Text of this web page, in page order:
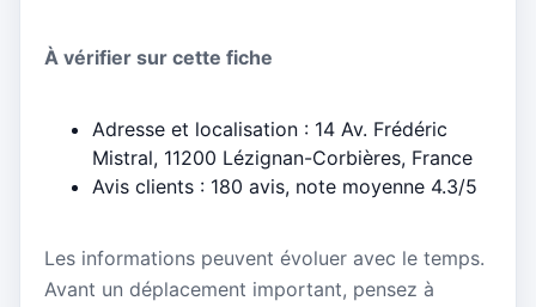
À vérifier sur cette fiche
Adresse et localisation : 14 Av. Frédéric
Mistral, 11200 Lézignan-Corbières, France
Avis clients : 180 avis, note moyenne 4.3/5
Les informations peuvent évoluer avec le temps.
Avant un déplacement important, pensez à